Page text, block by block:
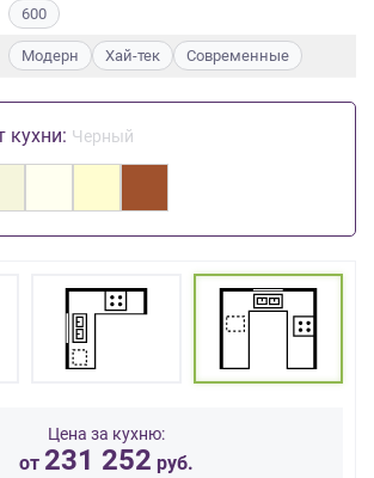
600
Модерн Хай-тек Современные
кухни: Черный
Цена за кухню:
от 231 252 руб.